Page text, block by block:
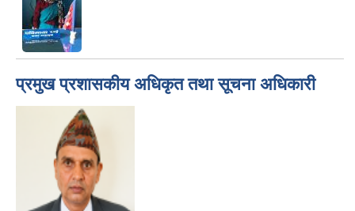
प्रमुख प्रशासकीय अधिकृत तथा सूचना अधिकारी